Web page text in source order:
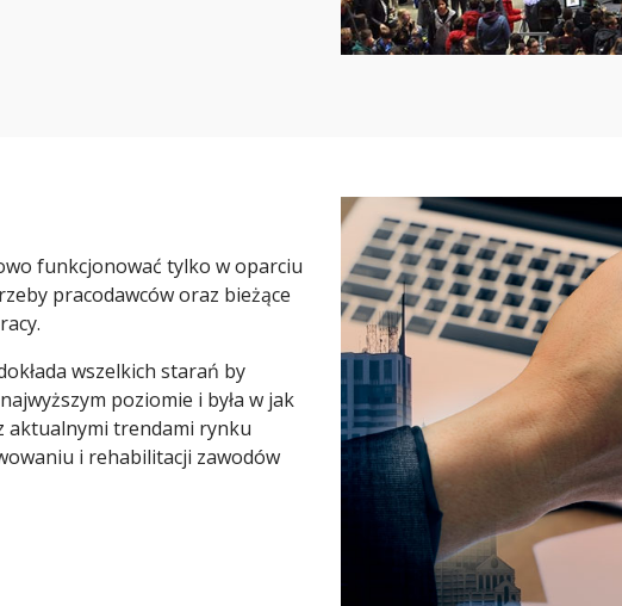
funkcjonować tylko w oparciu
pracodawców oraz bieżące
wszelkich starań by
poziomie i była w jak
aktualnymi trendami rynku
i rehabilitacji zawodów